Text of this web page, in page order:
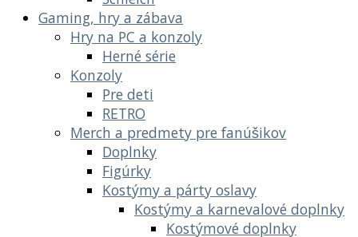
Gaming, hry a zábava
Hry na PC a konzoly
Herné série
Konzoly
Pre deti
RETRO
Merch a predmety pre fanúšikov
Doplnky
Figúrky
Kostýmy a párty oslavy
Kostýmy a karnevalové doplnky
Kostýmové doplnky